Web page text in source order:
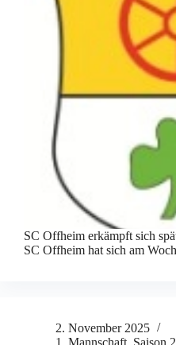
SC Offheim erkämpft sich
SC Offheim hat sich am
2. November 2025